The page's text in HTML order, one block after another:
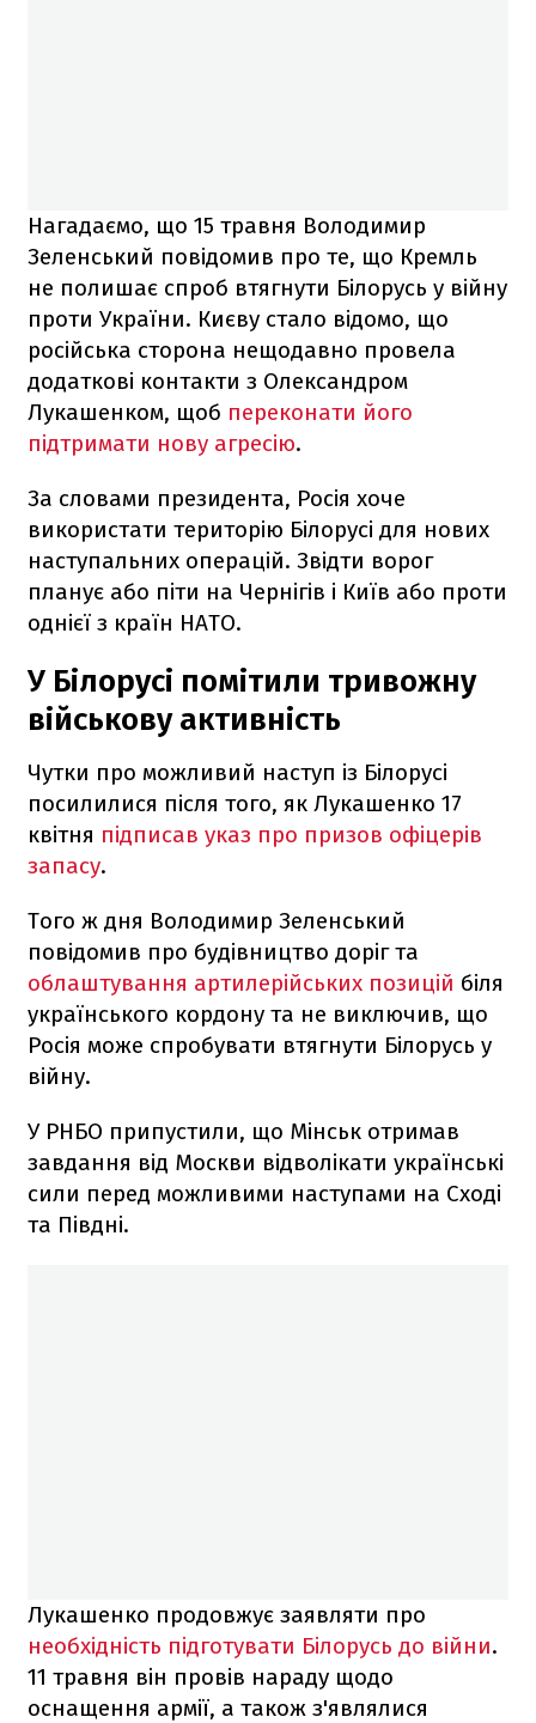
Нагадаємо, що 15 травня Володимир
Зеленський повідомив про те, що Кремль
не полишає спроб втягнути Білорусь у війну
проти України. Києву стало відомо, що
російська сторона нещодавно провела
додаткові контакти з Олександром
Лукашенком, щоб переконати його
підтримати нову агресію.
За словами президента, Росія хоче
використати територію Білорусі для нових
наступальних операцій. Звідти ворог
планує або піти на Чернігів і Київ або проти
однієї з країн НАТО.
У Білорусі помітили тривожну
військову активність
Чутки про можливий наступ із Білорусі
посилилися після того, як Лукашенко 17
квітня підписав указ про призов офіцерів
запасу.
Того ж дня Володимир Зеленський
повідомив про будівництво доріг та
облаштування артилерійських позицій біля
українського кордону та не виключив, що
Росія може спробувати втягнути Білорусь у
війну.
У РНБО припустили, що Мінськ отримав
завдання від Москви відволікати українські
сили перед можливими наступами на Сході
та Півдні.
Лукашенко продовжує заявляти про
необхідність підготувати Білорусь до війни.
11 травня він провів нараду щодо
оснащення армії, а також з'являлися